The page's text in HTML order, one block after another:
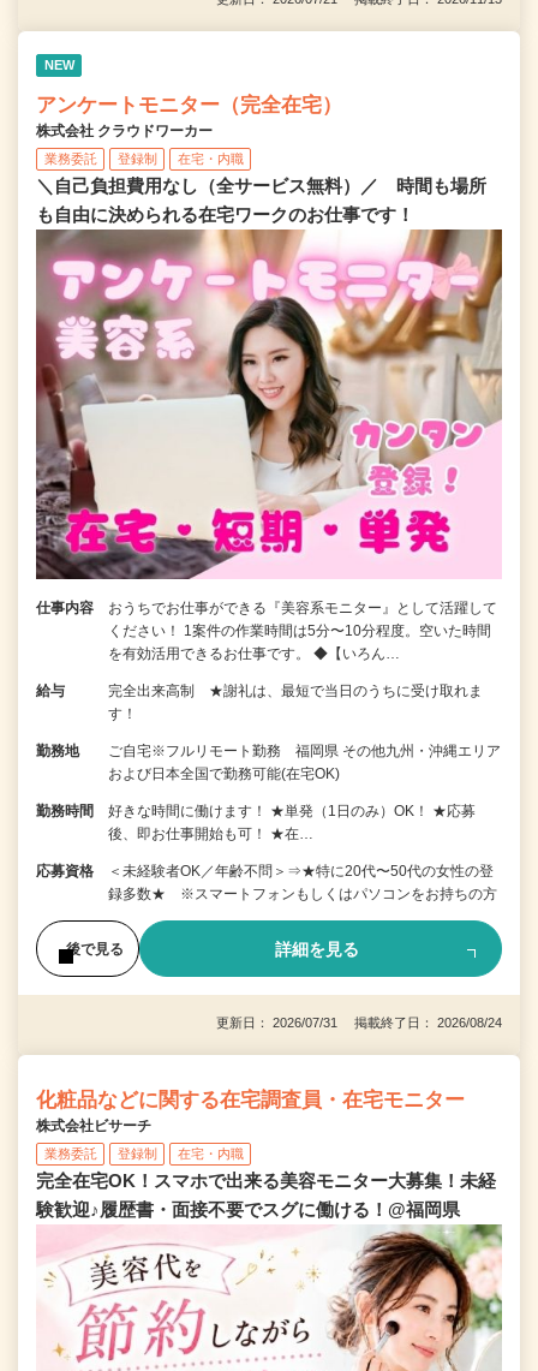
NEW
アンケートモニター（完全在宅）
株式会社 クラウドワーカー
業務委託 登録制 在宅・内職
＼自己負担費用なし（全サービス無料）／ 時間も場所
も自由に決められる在宅ワークのお仕事です！
仕事内容
おうちでお仕事ができる『美容系モニター』として活躍して
ください！ 1案件の作業時間は5分〜10分程度。空いた時間
を有効活用できるお仕事です。 ◆【いろん…
給与
完全出来高制 ★謝礼は、最短で当日のうちに受け取れま
す！
勤務地
ご自宅※フルリモート勤務 福岡県 その他九州・沖縄エリア
および日本全国で勤務可能(在宅OK)
勤務時間
好きな時間に働けます！ ★単発（1日のみ）OK！ ★応募
後、即お仕事開始も可！ ★在…
応募資格
＜未経験者OK／年齢不問＞⇒★特に20代〜50代の女性の登
録多数★ ※スマートフォンもしくはパソコンをお持ちの方
後で見る 詳細を見る
更新日： 2026/07/31 掲載終了日： 2026/08/24
化粧品などに関する在宅調査員・在宅モニター
株式会社ビサーチ
業務委託 登録制 在宅・内職
完全在宅OK！スマホで出来る美容モニター大募集！未経
験歓迎♪履歴書・面接不要でスグに働ける！@福岡県